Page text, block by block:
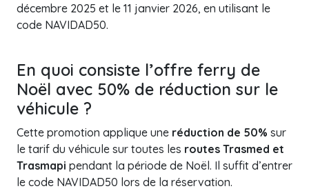
décembre 2025 et le 11 janvier 2026, en utilisant le
code NAVIDAD50.
En quoi consiste l’offre ferry de
Noël avec 50% de réduction sur le
véhicule ?
Cette promotion applique une réduction de 50% sur
le tarif du véhicule sur toutes les routes Trasmed et
Trasmapi pendant la période de Noël. Il suffit d’entrer
le code NAVIDAD50 lors de la réservation.